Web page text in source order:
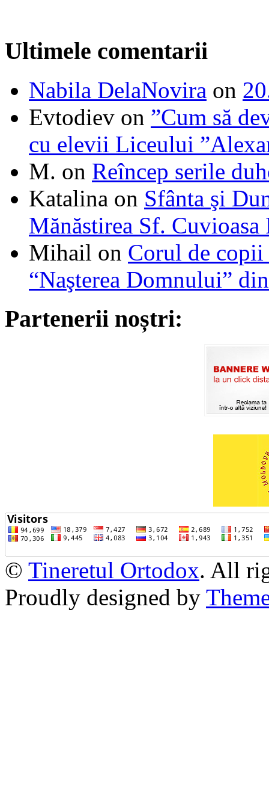
Ultimele comentarii
Nabila DelaNovira on
Evtodiev on ”Cum să
cu elevii Liceului
M. on Reîncep serile
Katalina on Sfânta şi
Mănăstirea Sf. Cuvioasa
Mihail on Corul de
“Naşterea Domnului”
Partenerii noștri:
© Tineretul Ortodox. All
Proudly designed by